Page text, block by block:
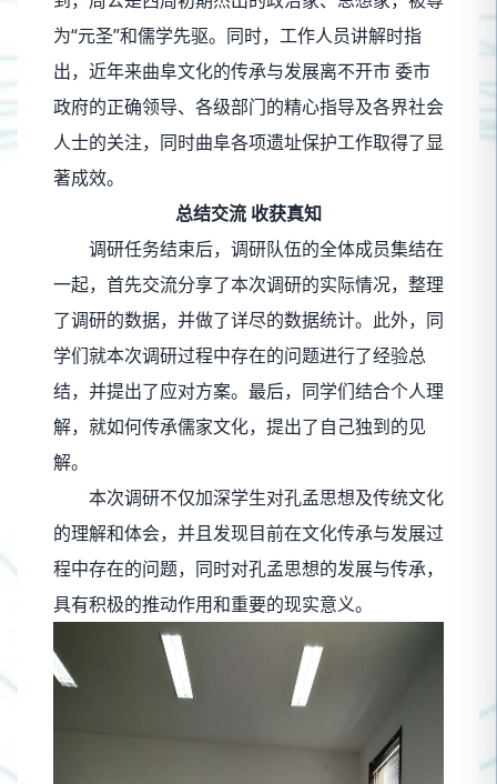
为“元圣”和儒学先驱。同时，工作人员讲解时指
出，近年来曲阜文化的传承与发展离不开市 委市
政府的正确领导、各级部门的精心指导及各界社会
人士的关注，同时曲阜各项遗址保护工作取得了显
著成效。
总结交流 收获真知
调研任务结束后，调研队伍的全体成员集结在
一起，首先交流分享了本次调研的实际情况，整理
了调研的数据，并做了详尽的数据统计。此外，同
学们就本次调研过程中存在的问题进行了经验总
结，并提出了应对方案。最后，同学们结合个人理
解，就如何传承儒家文化，提出了自己独到的见
解。
本次调研不仅加深学生对孔孟思想及传统文化
的理解和体会，并且发现目前在文化传承与发展过
程中存在的问题，同时对孔孟思想的发展与传承，
具有积极的推动作用和重要的现实意义。